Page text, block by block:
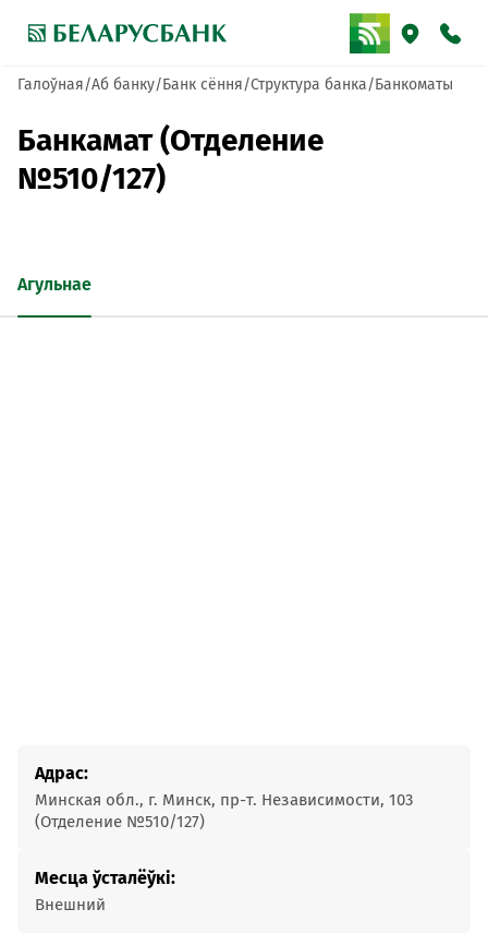
Галоўная Аб банку Банк сёння Структура банка Банкоматы
Банкамат (Отделение
№510/127)
Агульнае
Адрас:
Минская обл., г. Минск, пр-т. Независимости, 103
(Отделение №510/127)
Месца ўсталёўкі:
Внешний